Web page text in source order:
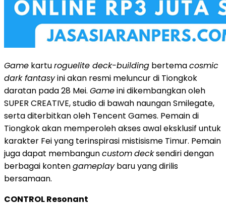
Game karturoguelite deck-building bertemacosmic
dark fantasyini akan resmi meluncur di Tiongkok
daratan pada 28 Mei. Gameini dikembangkan oleh
SUPER CREATIVE, studio di bawah naungan Smilegate,
serta diterbitkan oleh Tencent Games. Pemain di
Tiongkok akan memperoleh akses awal eksklusif untuk
karakter Fei yang terinspirasi mistisisme Timur. Pemain
juga dapat membanguncustomdecksendiri dengan
berbagai kontengameplaybaru yang dirilis
bersamaan.
CONTROL Resonant